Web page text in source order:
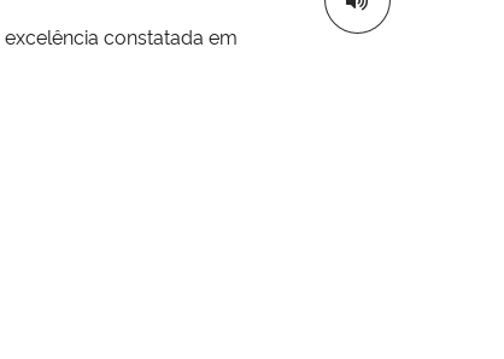
constatada em